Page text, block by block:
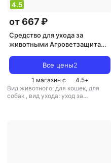
4.5
от 667 ₽
Средство для ухода за
животными Агроветзащита
FITODOC для ухода за зубами
у животных 75мл
Все цены2
1 магазин с 4.5+
Вид животного: для кошек, для
собак , вид ухода: уход за